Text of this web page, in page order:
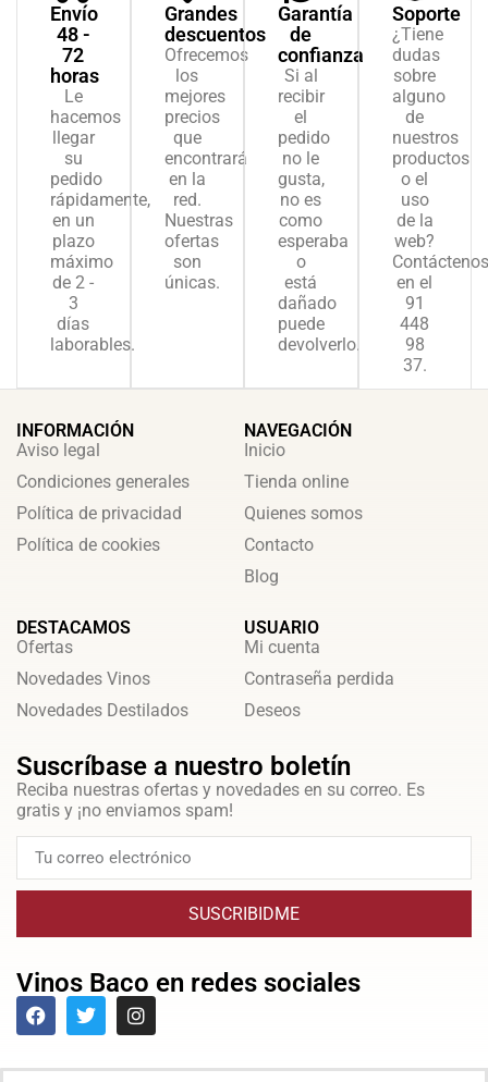
Envío
48 -
72
horas
Le
hacemos
llegar
su
pedido
rápidamente,
en un
plazo
máximo
de 2 -
3
días
laborables.
Grandes
descuentos
Ofrecemos
los
mejores
precios
que
encontrará
en la
red.
Nuestras
ofertas
son
únicas.
Garantía
de
confianza
Si al
recibir
el
pedido
no le
gusta,
no es
como
esperaba
o
está
dañado
puede
devolverlo.
Soporte
¿Tiene
dudas
sobre
alguno
de
nuestros
productos
o el
uso
de la
web?
Contáctenos
en el
91
448
98
37.
INFORMACIÓN
Aviso legal
Condiciones generales
Política de privacidad
Política de cookies
NAVEGACIÓN
Inicio
Tienda online
Quienes somos
Contacto
Blog
DESTACAMOS
Ofertas
Novedades Vinos
Novedades Destilados
USUARIO
Mi cuenta
Contraseña perdida
Deseos
Suscríbase a nuestro boletín
Reciba nuestras ofertas y novedades en su correo. Es
gratis y ¡no enviamos spam!
SUSCRIBIDME
Vinos Baco en redes sociales